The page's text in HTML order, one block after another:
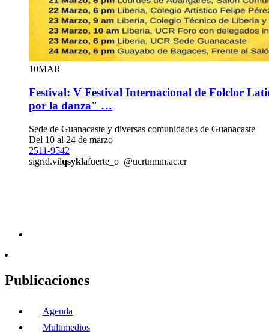
10MAR
Festival: V Festival Internacional de Folclor
por la danza" …
Sede de Guanacaste y diversas comunidades de Guanacaste
Del 10 al 24 de marzo
2511-9542
sigrid.vilqsyklafuerte_o @ucrtnmm.ac.cr
Publicaciones
Agenda
Multimedios